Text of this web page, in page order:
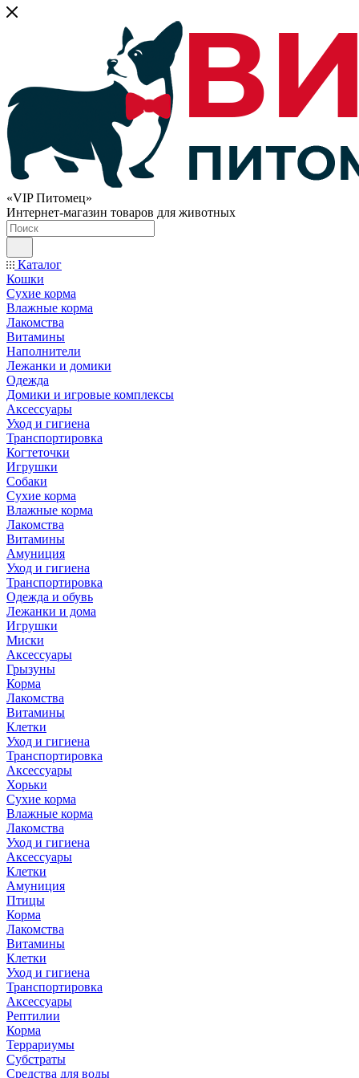
«VIP Питомец»
Интернет-магазин товаров для животных
Каталог
Кошки
Сухие корма
Влажные корма
Лакомства
Витамины
Наполнители
Лежанки и домики
Одежда
Домики и игровые комплексы
Аксессуары
Уход и гигиена
Транспортировка
Когтеточки
Игрушки
Собаки
Сухие корма
Влажные корма
Лакомства
Витамины
Амуниция
Уход и гигиена
Транспортировка
Одежда и обувь
Лежанки и дома
Игрушки
Миски
Аксессуары
Грызуны
Корма
Лакомства
Витамины
Клетки
Уход и гигиена
Транспортировка
Аксессуары
Хорьки
Сухие корма
Влажные корма
Лакомства
Уход и гигиена
Аксессуары
Клетки
Амуниция
Птицы
Корма
Лакомства
Витамины
Клетки
Уход и гигиена
Транспортировка
Аксессуары
Рептилии
Корма
Террариумы
Субстраты
Средства для воды